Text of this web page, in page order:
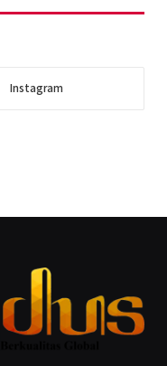
Instagram